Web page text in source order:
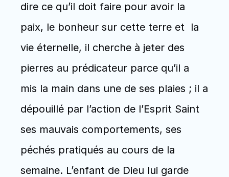
dire ce qu’il doit faire pour avoir la
paix, le bonheur sur cette terre et  la
vie éternelle, il cherche à jeter des
pierres au prédicateur parce qu’il a
mis la main dans une de ses plaies ; il a
dépouillé par l’action de l’Esprit Saint
ses mauvais comportements, ses
péchés pratiqués au cours de la
semaine. L’enfant de Dieu lui garde